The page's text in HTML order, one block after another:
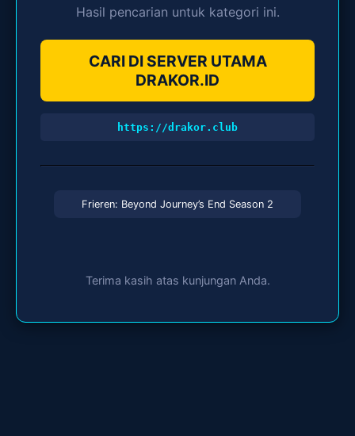
Hasil pencarian untuk kategori ini.
CARI DI SERVER UTAMA
DRAKOR.ID
https://drakor.club
Frieren: Beyond Journey’s End Season 2
Terima kasih atas kunjungan Anda.